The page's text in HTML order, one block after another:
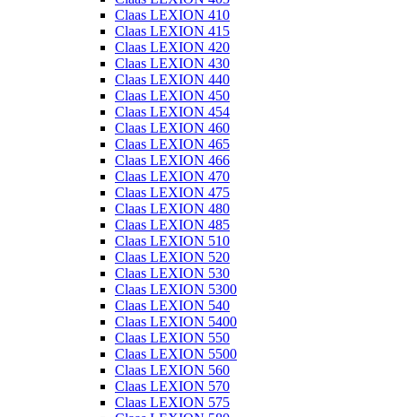
Claas LEXION 410
Claas LEXION 415
Claas LEXION 420
Claas LEXION 430
Claas LEXION 440
Claas LEXION 450
Claas LEXION 454
Claas LEXION 460
Claas LEXION 465
Claas LEXION 466
Claas LEXION 470
Claas LEXION 475
Claas LEXION 480
Claas LEXION 485
Claas LEXION 510
Claas LEXION 520
Claas LEXION 530
Claas LEXION 5300
Claas LEXION 540
Claas LEXION 5400
Claas LEXION 550
Claas LEXION 5500
Claas LEXION 560
Claas LEXION 570
Claas LEXION 575